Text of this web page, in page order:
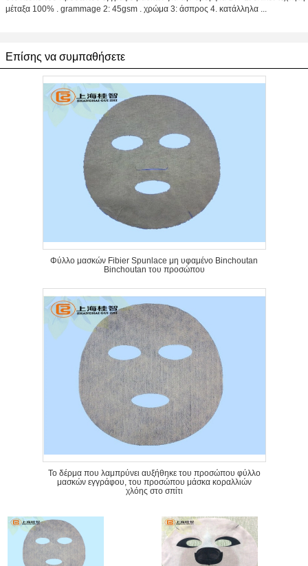
μέταξα 100% . grammage 2: 45gsm . χρώμα 3: άσπρος 4. κατάλληλα ...
Επίσης να συμπαθήσετε
Φύλλο μασκών Fibier Spunlace μη υφαμένο Binchoutan
Binchoutan του προσώπου
Το δέρμα που λαμπρύνει αυξήθηκε του προσώπου φύλλο
μασκών εγγράφου, του προσώπου μάσκα κοραλλιών
χλόης στο σπίτι